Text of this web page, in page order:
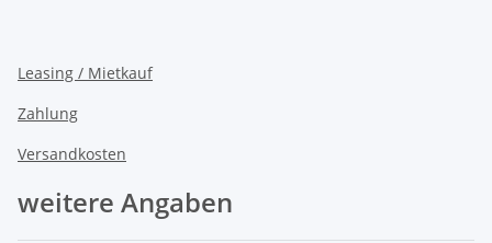
Leasing / Mietkauf
Zahlung
Versandkosten
weitere Angaben